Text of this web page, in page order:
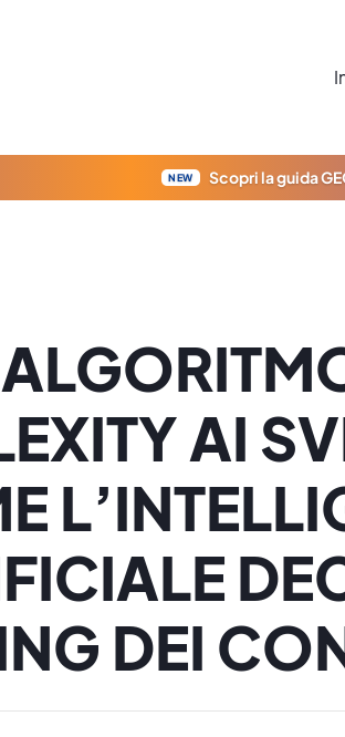
NEW Scopri la guida
AI
DEI